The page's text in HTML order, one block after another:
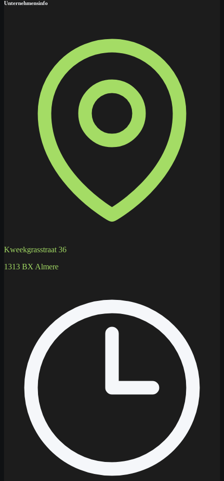
Unternehmensinfo
Kweekgrasstraat 36
1313 BX Almere